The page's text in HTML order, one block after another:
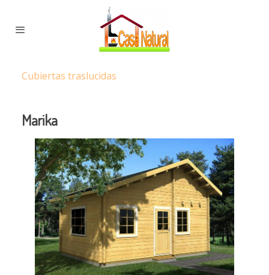
Cubiertas traslucidas
Marika